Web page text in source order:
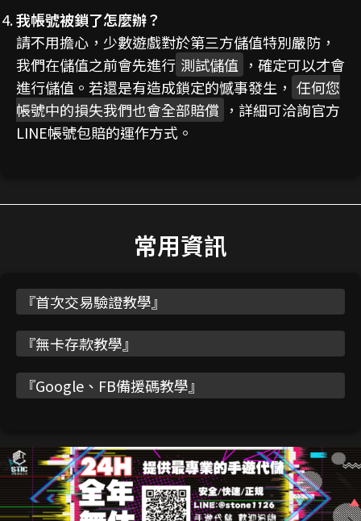
我帳號被鎖了怎麼辦？
請不用擔心，少數遊戲對於第三方儲值特別嚴防，
我們在儲值之前會先進行 測試儲值 ，確定可以才會
進行儲值。若還是有造成鎖定的憾事發生， 任何您
帳號中的損失我們也會全部賠償 ，詳細可洽詢官方
LINE帳號包賠的運作方式。
常用資訊
『首次交易驗證教學』
『無卡存款教學』
『Google、FB備援碼教學』